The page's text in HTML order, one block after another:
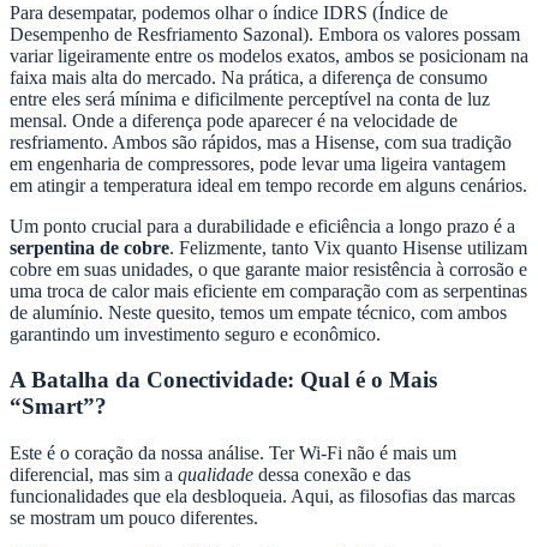
Para desempatar, podemos olhar o índice IDRS (Índice de
Desempenho de Resfriamento Sazonal). Embora os valores possam
variar ligeiramente entre os modelos exatos, ambos se posicionam na
faixa mais alta do mercado. Na prática, a diferença de consumo
entre eles será mínima e dificilmente perceptível na conta de luz
mensal. Onde a diferença pode aparecer é na velocidade de
resfriamento. Ambos são rápidos, mas a Hisense, com sua tradição
em engenharia de compressores, pode levar uma ligeira vantagem
em atingir a temperatura ideal em tempo recorde em alguns cenários.
Um ponto crucial para a durabilidade e eficiência a longo prazo é a
serpentina de cobre. Felizmente, tanto Vix quanto Hisense utilizam
cobre em suas unidades, o que garante maior resistência à corrosão e
uma troca de calor mais eficiente em comparação com as serpentinas
de alumínio. Neste quesito, temos um empate técnico, com ambos
garantindo um investimento seguro e econômico.
A Batalha da Conectividade: Qual é o Mais
“Smart”?
Este é o coração da nossa análise. Ter Wi-Fi não é mais um
diferencial, mas sim a qualidade dessa conexão e das
funcionalidades que ela desbloqueia. Aqui, as filosofias das marcas
se mostram um pouco diferentes.